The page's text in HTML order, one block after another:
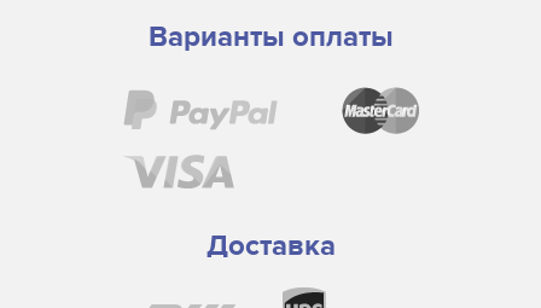
Варианты оплаты
Доставка